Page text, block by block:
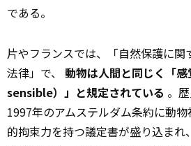
である。
片やフランスでは、「自然保護に関
法律」で、 動物は人間と同じく「
sensible）」と規定されている 。
1997年のアムステルダム条約に動
的拘束力を持つ議定書が盛り込まれ